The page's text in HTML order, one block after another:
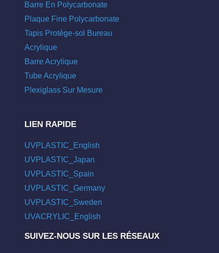
Barre En Polycarbonate
Plaque Fine Polycarbonate
Tapis Protège-sol Bureau
Acrylique
Barre Acrylique
Tube Acrylique
Plexiglass Sur Mesure
LIEN RAPIDE
UVPLASTIC_English
UVPLASTIC_Japan
UVPLASTIC_Spain
UVPLASTIC_Germany
UVPLASTIC_Sweden
UVACRYLIC_English
SUIVEZ-NOUS SUR LES RÉSEAUX